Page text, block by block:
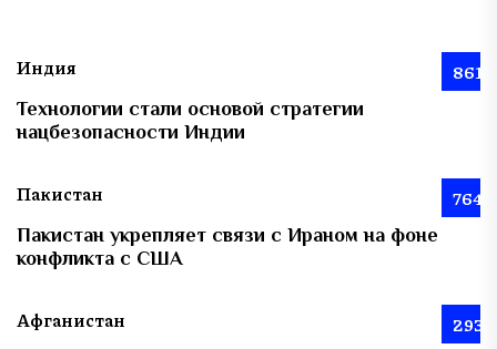
Индия 861
Технологии стали основой стратегии
нацбезопасности Индии
Пакистан 764
Пакистан укрепляет связи с Ираном на фоне
конфликта с США
Афганистан 293